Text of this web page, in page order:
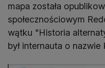
mapa została
społecznościowym
wątku "Historia
był internauta o nazwie